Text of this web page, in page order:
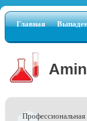
Главная
Профессиональная